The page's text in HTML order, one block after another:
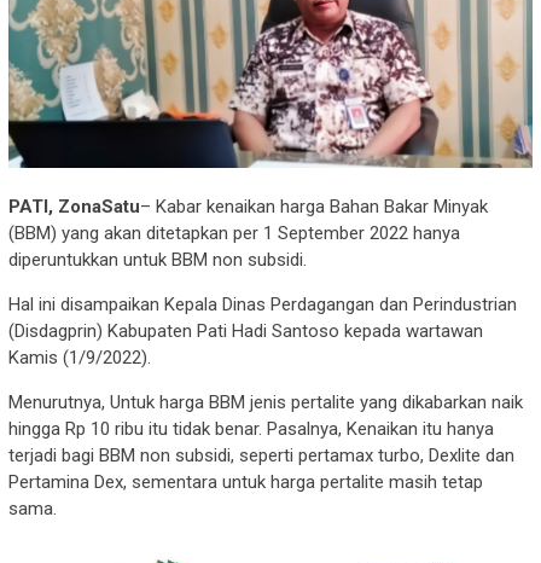
PATI, ZonaSatu– Kabar kenaikan harga Bahan Bakar Minyak
(BBM) yang akan ditetapkan per 1 September 2022 hanya
diperuntukkan untuk BBM non subsidi.
Hal ini disampaikan Kepala Dinas Perdagangan dan Perindustrian
(Disdagprin) Kabupaten Pati Hadi Santoso kepada wartawan
Kamis (1/9/2022).
Menurutnya, Untuk harga BBM jenis pertalite yang dikabarkan naik
hingga Rp 10 ribu itu tidak benar. Pasalnya, Kenaikan itu hanya
terjadi bagi BBM non subsidi, seperti pertamax turbo, Dexlite dan
Pertamina Dex, sementara untuk harga pertalite masih tetap
sama.